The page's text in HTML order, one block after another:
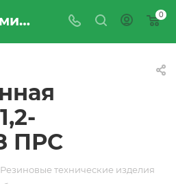
Манжета армированная (сальник) 1,2-280х320-18 ПРС - купить по цене производителя с доставкой по Москве и России | ПРОМРЕСУРССЕРВИС 0
ПРС
Резиновые технические изделия